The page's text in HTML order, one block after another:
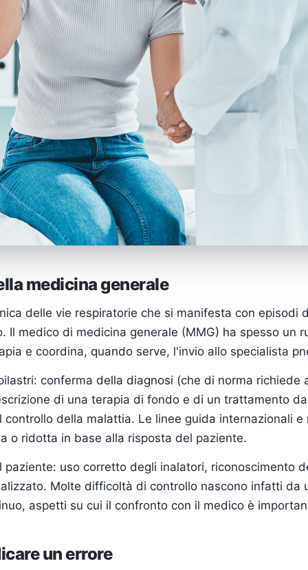
medicina generale
delle vie respiratorie che si manifesta con episodi
Il medico di medicina generale (MMG) ha spesso un
e coordina, quando serve, l'invio allo specialista
conferma della diagnosi (che di norma richiede
di una terapia di fondo e di un trattamento
della malattia. Le linee guida internazionali
o ridotta in base alla risposta del paziente.
uso corretto degli inalatori, riconoscimento
Molte difficoltà di controllo nascono infatti da
aspetti su cui il confronto con il medico è
un errore